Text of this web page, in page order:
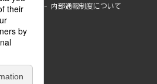
内部通報制度について